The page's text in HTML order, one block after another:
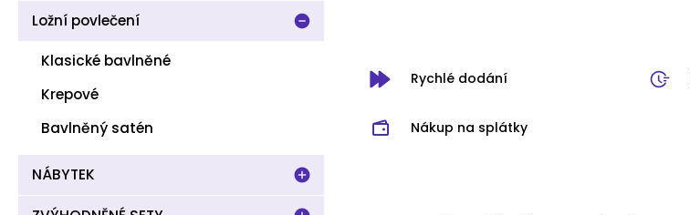
Ložní povlečení
Klasické bavlněné
Krepové
Bavlněný satén
NÁBYTEK
Rychlé dodání
Nákup na splátky